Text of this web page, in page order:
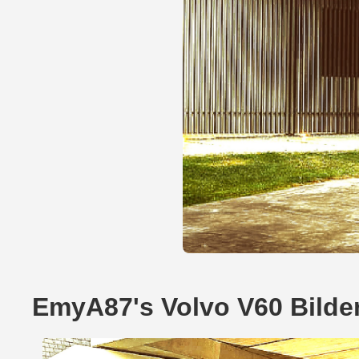
EmyA87's Volvo V60